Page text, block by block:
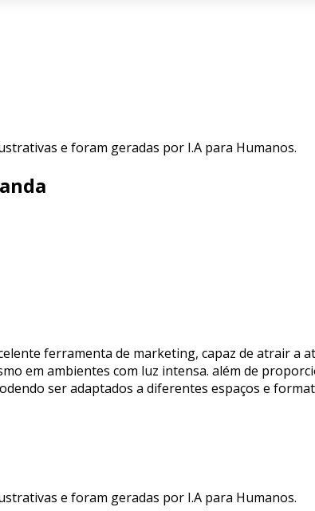
e foram geradas por I.A para Humanos.
ferramenta de marketing, capaz de atrair a
em ambientes com luz intensa. além de
ser adaptados a diferentes espaços e
e foram geradas por I.A para Humanos.